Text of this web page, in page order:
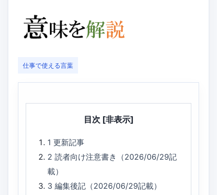
仕事で使える言葉
目次 [非表示]
1更新記事
2読者向け注意書き（2026/06/29記
載）
3編集後記（2026/06/29記載）